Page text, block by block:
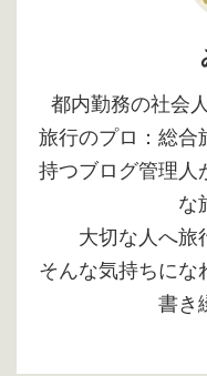
都内勤務の社会
旅行のプロ：総合
持つブログ管理人
な
大切な人へ旅
そんな気持ちにな
書き